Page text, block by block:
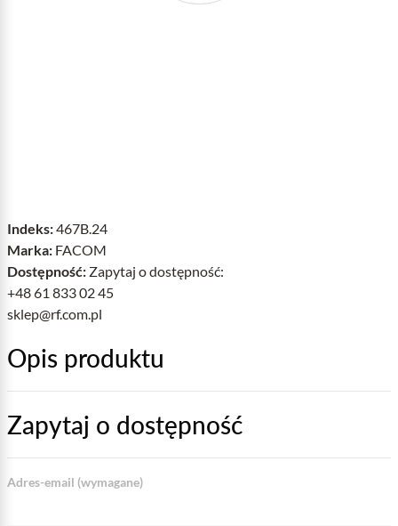
Indeks:467B.24
Marka: FACOM
Dostępność: Zapytaj o dostępność:
+48 61 833 02 45
sklep@rf.com.pl
Opis produktu
Zapytaj o dostępność
Adres-email (wymagane)